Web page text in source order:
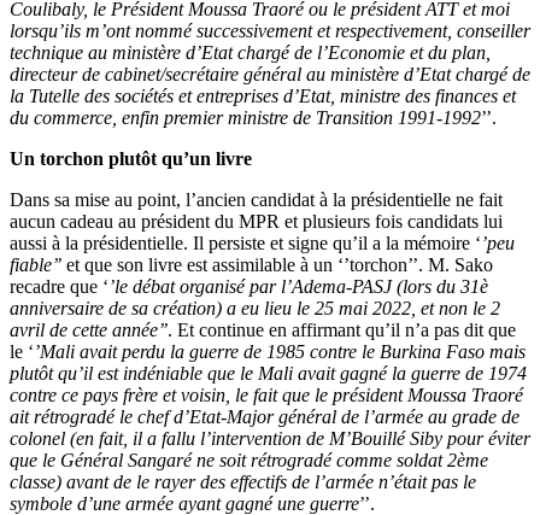
Coulibaly, le Président Moussa Traoré ou le président ATT et moi
lorsqu’ils m’ont nommé successivement et respectivement, conseiller
technique au ministère d’Etat chargé de l’Economie et du plan,
directeur de cabinet/secrétaire général au ministère d’Etat chargé de
la Tutelle des sociétés et entreprises d’Etat, ministre des finances et
du commerce, enfin premier ministre de Transition 1991-1992’’.
Un torchon plutôt qu’un livre
Dans sa mise au point, l’ancien candidat à la présidentielle ne fait
aucun cadeau au président du MPR et plusieurs fois candidats lui
aussi à la présidentielle. Il persiste et signe qu’il a la mémoire ‘’peu
fiable’’ et que son livre est assimilable à un ‘’torchon’’. M. Sako
recadre que ‘’le débat organisé par l’Adema-PASJ (lors du 31è
anniversaire de sa création) a eu lieu le 25 mai 2022, et non le 2
avril de cette année’’. Et continue en affirmant qu’il n’a pas dit que
le ‘’Mali avait perdu la guerre de 1985 contre le Burkina Faso mais
plutôt qu’il est indéniable que le Mali avait gagné la guerre de 1974
contre ce pays frère et voisin, le fait que le président Moussa Traoré
ait rétrogradé le chef d’Etat-Major général de l’armée au grade de
colonel (en fait, il a fallu l’intervention de M’Bouillé Siby pour éviter
que le Général Sangaré ne soit rétrogradé comme soldat 2ème
classe) avant de le rayer des effectifs de l’armée n’était pas le
symbole d’une armée ayant gagné une guerre’’.